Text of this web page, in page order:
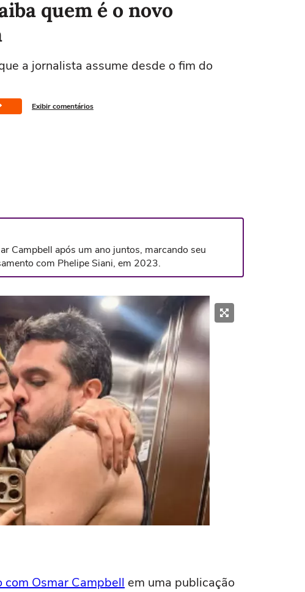
quem é o novo
a jornalista assume desde o fim do
Exibir comentários
Campbell após um ano juntos, marcando seu
com Phelipe Siani, em 2023.
com Osmar Campbell em uma publicação